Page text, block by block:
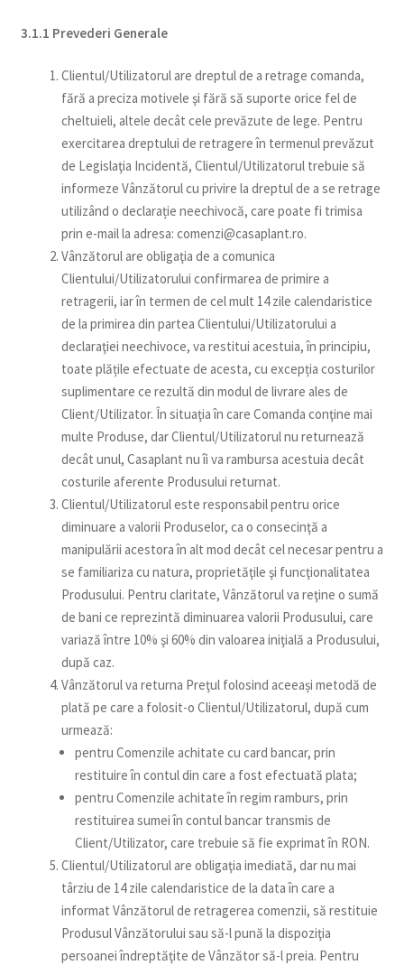
3.1.1 Prevederi Generale
Clientul/Utilizatorul are dreptul de a retrage comanda,
fără a preciza motivele şi fără să suporte orice fel de
cheltuieli, altele decât cele prevăzute de lege. Pentru
exercitarea dreptului de retragere în termenul prevăzut
de Legislaţia Incidentă, Clientul/Utilizatorul trebuie să
informeze Vânzătorul cu privire la dreptul de a se retrage
utilizând o declarație neechivocă, care poate fi trimisa
prin e-mail la adresa: comenzi@casaplant.ro.
Vânzătorul are obligaţia de a comunica
Clientului/Utilizatorului confirmarea de primire a
retragerii, iar în termen de cel mult 14 zile calendaristice
de la primirea din partea Clientului/Utilizatorului a
declaraţiei neechivoce, va restitui acestuia, în principiu,
toate plățile efectuate de acesta, cu excepția costurilor
suplimentare ce rezultă din modul de livrare ales de
Client/Utilizator. În situaţia în care Comanda conţine mai
multe Produse, dar Clientul/Utilizatorul nu returnează
decât unul, Casaplant nu îi va rambursa acestuia decât
costurile aferente Produsului returnat.
Clientul/Utilizatorul este responsabil pentru orice
diminuare a valorii Produselor, ca o consecinţă a
manipulării acestora în alt mod decât cel necesar pentru a
se familiariza cu natura, proprietăţile şi funcţionalitatea
Produsului. Pentru claritate, Vânzătorul va reţine o sumă
de bani ce reprezintă diminuarea valorii Produsului, care
variază între 10% şi 60% din valoarea iniţială a Produsului,
după caz.
Vânzătorul va returna Preţul folosind aceeași metodă de
plată pe care a folosit-o Clientul/Utilizatorul, după cum
urmează:
pentru Comenzile achitate cu card bancar, prin
restituire în contul din care a fost efectuată plata;
pentru Comenzile achitate în regim ramburs, prin
restituirea sumei în contul bancar transmis de
Client/Utilizator, care trebuie să fie exprimat în RON.
Clientul/Utilizatorul are obligaţia imediată, dar nu mai
târziu de 14 zile calendaristice de la data în care a
informat Vânzătorul de retragerea comenzii, să restituie
Produsul Vânzătorului sau să-l pună la dispoziţia
persoanei îndreptăţite de Vânzător să-l preia. Pentru